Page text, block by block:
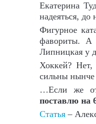
Екатерина
надеяться, до
Фигурное
фавориты. А
Липницкая у
Хоккей?
сильны
…Если же
поставлю на
Статья –